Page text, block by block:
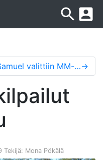
search account_box
Samuel valittiin MM-joukkueeseen→
Tekijä: Mona Pökälä